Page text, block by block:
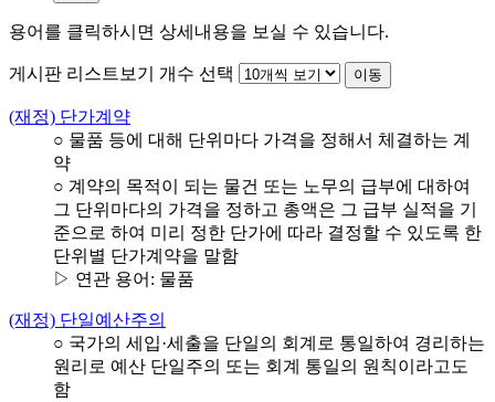
용어를 클릭하시면 상세내용을 보실 수 있습니다.
게시판 리스트보기 개수 선택 이동
(재정) 단가계약
○ 물품 등에 대해 단위마다 가격을 정해서 체결하는 계
약
○ 계약의 목적이 되는 물건 또는 노무의 급부에 대하여
그 단위마다의 가격을 정하고 총액은 그 급부 실적을 기
준으로 하여 미리 정한 단가에 따라 결정할 수 있도록 한
단위별 단가계약을 말함
▷ 연관 용어: 물품
(재정) 단일예산주의
○ 국가의 세입·세출을 단일의 회계로 통일하여 경리하는
원리로 예산 단일주의 또는 회계 통일의 원칙이라고도
함